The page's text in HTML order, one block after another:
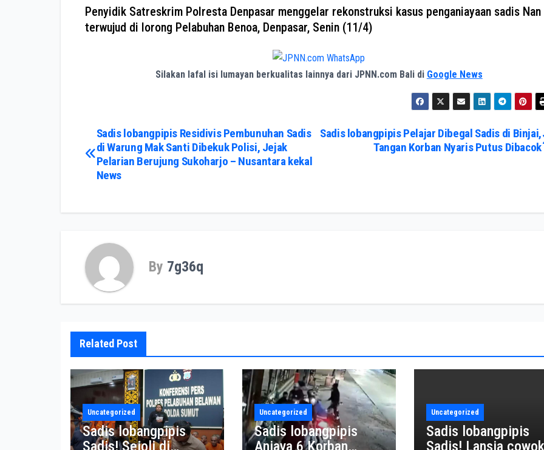
Penyidik Satreskrim Polresta Denpasar menggelar rekonstruksi kasus penganiayaan sadis Nan
terwujud di lorong Pelabuhan Benoa, Denpasar, Senin (11/4)
Silakan lafal isi lumayan berkualitas lainnya dari JPNN.com Bali di Google News
Post
navigation
Sadis lobangpipis Pelajar Dibegal Sadis di Binjai,
Tangan Korban Nyaris Putus Dibacok
Sadis lobangpipis Residivis Pembunuhan Sadis
di Warung Mak Santi Dibekuk Polisi, Jejak
Pelarian Berujung Sukoharjo – Nusantara kekal
News
By 7g36q
Related Post
Uncategorized
Sadis lobangpipis
Sadis! Sejoli di
Uncategorized
Sadis lobangpipis
Aniaya 6 Korban
Uncategorized
Sadis lobangpipis
Sadis! Lansia cowok